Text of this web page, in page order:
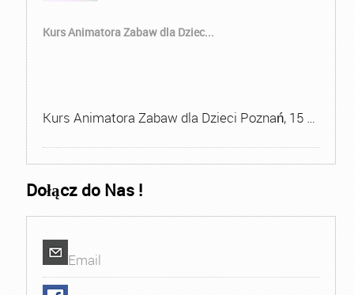
Kurs Animatora Zabaw dla Dziec...
Kurs Animatora Zabaw dla Dzieci Poznań, 15 …
Dołącz do Nas !
Email